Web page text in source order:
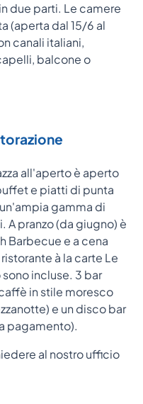
due parti. Le camere
(aperta dal 15/6 al
canali italiani,
balcone o
all'aperto è aperto
e piatti di punta
gamma di
A pranzo (da giugno) è
Barbecue e a cena
à la carte Le
incluse. 3 bar
in stile moresco
e un disco bar
pagamento).
al nostro ufficio